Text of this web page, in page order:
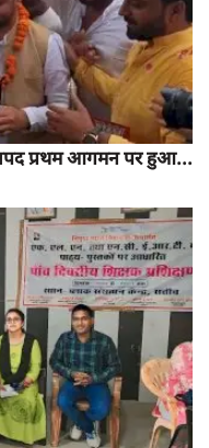
प्रथम आगमन पर हुआ...